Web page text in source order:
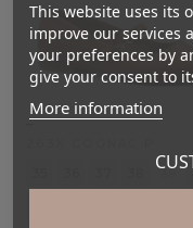
_
39
This website uses its
improve our services
your preferences by
give your consent to
More information